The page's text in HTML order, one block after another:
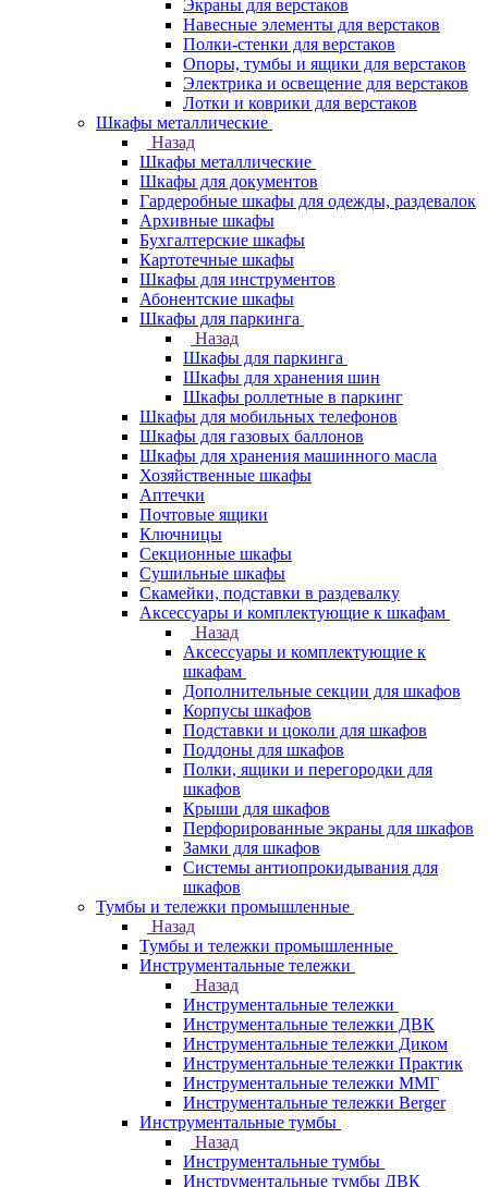
Экраны для верстаков
Навесные элементы для верстаков
Полки-стенки для верстаков
Опоры, тумбы и ящики для верстаков
Электрика и освещение для верстаков
Лотки и коврики для верстаков
Шкафы металлические
Назад
Шкафы металлические
Шкафы для документов
Гардеробные шкафы для одежды, раздевалок
Архивные шкафы
Бухгалтерские шкафы
Картотечные шкафы
Шкафы для инструментов
Абонентские шкафы
Шкафы для паркинга
Назад
Шкафы для паркинга
Шкафы для хранения шин
Шкафы роллетные в паркинг
Шкафы для мобильных телефонов
Шкафы для газовых баллонов
Шкафы для хранения машинного масла
Хозяйственные шкафы
Аптечки
Почтовые ящики
Ключницы
Секционные шкафы
Сушильные шкафы
Скамейки, подставки в раздевалку
Аксессуары и комплектующие к шкафам
Назад
Аксессуары и комплектующие к
шкафам
Дополнительные секции для шкафов
Корпусы шкафов
Подставки и цоколи для шкафов
Поддоны для шкафов
Полки, ящики и перегородки для
шкафов
Крыши для шкафов
Перфорированные экраны для шкафов
Замки для шкафов
Системы антиопрокидывания для
шкафов
Тумбы и тележки промышленные
Назад
Тумбы и тележки промышленные
Инструментальные тележки
Назад
Инструментальные тележки
Инструментальные тележки ДВК
Инструментальные тележки Диком
Инструментальные тележки Практик
Инструментальные тележки ММГ
Инструментальные тележки Berger
Инструментальные тумбы
Назад
Инструментальные тумбы
Инструментальные тумбы ДВК